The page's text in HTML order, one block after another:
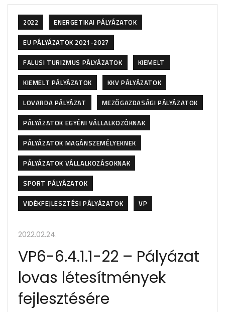
2022
ENERGETIKAI PÁLYÁZATOK
EU PÁLYÁZATOK 2021-2027
FALUSI TURIZMUS PÁLYÁZATOK
KIEMELT
KIEMELT PÁLYÁZATOK
KKV PÁLYÁZATOK
LOVARDA PÁLYÁZAT
MEZŐGAZDASÁGI PÁLYÁZATOK
PÁLYÁZATOK EGYÉNI VÁLLALKOZÓKNAK
PÁLYÁZATOK MAGÁNSZEMÉLYEKNEK
PÁLYÁZATOK VÁLLALKOZÁSOKNAK
SPORT PÁLYÁZATOK
VIDÉKFEJLESZTÉSI PÁLYÁZATOK
VP
2022.02.24.
VP6-6.4.1.1-22 – Pályázat
lovas létesítmények
fejlesztésére